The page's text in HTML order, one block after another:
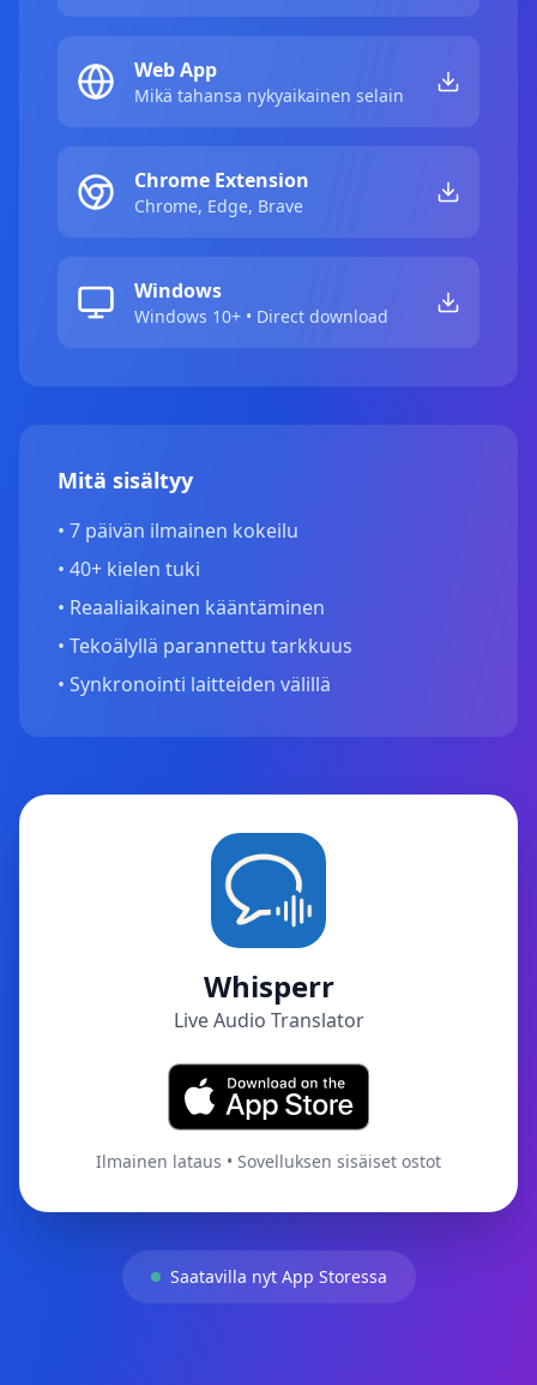
Web App
Mikä tahansa nykyaikainen selain
Chrome Extension
Chrome, Edge, Brave
Windows
Windows 10+ • Direct download
Mitä sisältyy
• 7 päivän ilmainen kokeilu
• 40+ kielen tuki
• Reaaliaikainen kääntäminen
• Tekoälyllä parannettu tarkkuus
• Synkronointi laitteiden välillä
Whisperr
Live Audio Translator
Ilmainen lataus • Sovelluksen sisäiset ostot
Saatavilla nyt App Storessa